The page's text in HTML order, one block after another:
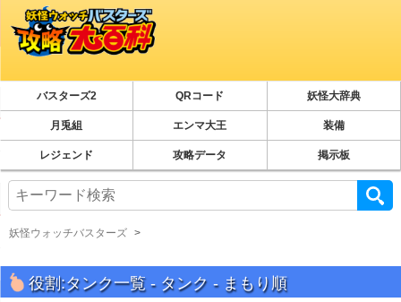
バスターズ2 QRコード 妖怪大辞典
月兎組 エンマ大王 装備
レジェンド 攻略データ 掲示板
妖怪ウォッチバスターズ
役割:タンク一覧 - タンク - まもり順